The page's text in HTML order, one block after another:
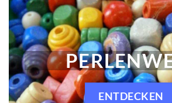
ENTDECKEN